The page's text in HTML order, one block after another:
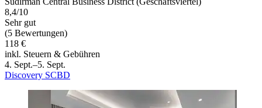
8,4/10
Sehr gut
(5 Bewertungen)
118 €
inkl. Steuern & Gebühren
4. Sept.–5. Sept.
Discovery SCBD